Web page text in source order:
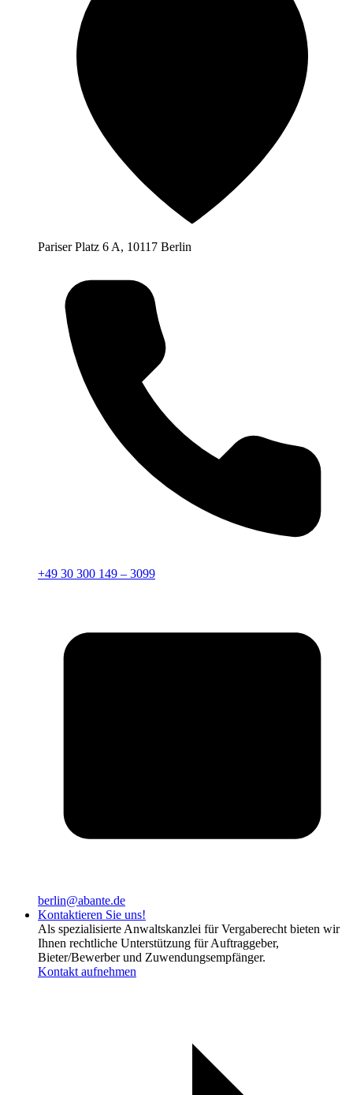
Pariser Platz 6 A, 10117 Berlin
+49 30 300 149 – 3099
berlin@abante.de
Kontaktieren Sie uns!
Als spezialisierte Anwaltskanzlei für Vergaberecht bieten wir
Ihnen rechtliche Unterstützung für Auftraggeber,
Bieter/Bewerber und Zuwendungsempfänger.
Kontakt aufnehmen